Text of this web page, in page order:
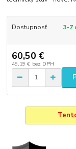
Dostupnosť 3-7
60,50 €
49,19 € bez DPH